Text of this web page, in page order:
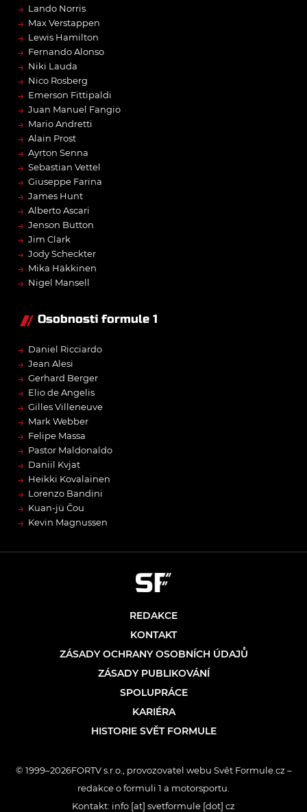
→ Lando Norris
→ Max Verstappen
→ Lewis Hamilton
→ Fernando Alonso
→ Niki Lauda
→ Nico Rosberg
→ Emerson Fittipaldi
→ Juan Manuel Fangio
→ Mario Andretti
→ Alain Prost
→ Ayrton Senna
→ Sebastian Vettel
→ Giuseppe Farina
→ James Hunt
→ Alberto Ascari
→ Jenson Button
→ Jim Clark
→ Jody Scheckter
→ Mika Häkkinen
→ Nigel Mansell
Osobnosti formule 1
→ Daniel Ricciardo
→ Jean Alesi
→ Gerhard Berger
→ Elio de Angelis
→ Gilles Villeneuve
→ Mark Webber
→ Felipe Massa
→ Pastor Maldonaldo
→ Daniil Kvjat
→ Heikki Kovalainen
→ Lorenzo Bandini
→ Kuan-jü Čou
→ Kevin Magnussen
REDAKCE
KONTAKT
ZÁSADY OCHRANY OSOBNÍCH ÚDAJŮ
ZÁSADY PUBLIKOVÁNÍ
SPOLUPRÁCE
KARIÉRA
HISTORIE SVĚT FORMULE
© 1999–2026FORTV s.r.o., provozovatel webu Svět Formule.cz –
redakce o formuli 1 a motorsportu.
Kontakt: info [at] svetformule [dot] cz